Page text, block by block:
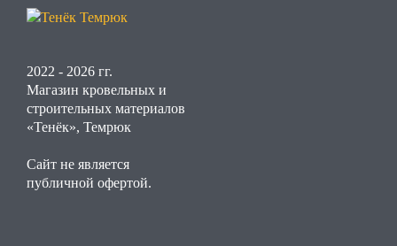
2022 - 2026 гг.
Магазин кровельных и
строительных материалов
«Тенёк», Темрюк
Сайт не является
публичной офертой.